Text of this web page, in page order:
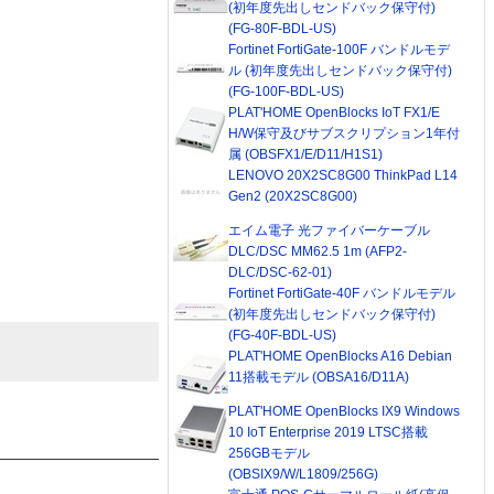
(初年度先出しセンドバック保守付)
(FG-80F-BDL-US)
Fortinet FortiGate-100F バンドルモデ
ル (初年度先出しセンドバック保守付)
(FG-100F-BDL-US)
PLAT'HOME OpenBlocks IoT FX1/E
H/W保守及びサブスクリプション1年付
属 (OBSFX1/E/D11/H1S1)
LENOVO 20X2SC8G00 ThinkPad L14
Gen2 (20X2SC8G00)
エイム電子 光ファイバーケーブル
DLC/DSC MM62.5 1m (AFP2-
DLC/DSC-62-01)
Fortinet FortiGate-40F バンドルモデル
(初年度先出しセンドバック保守付)
(FG-40F-BDL-US)
PLAT'HOME OpenBlocks A16 Debian
11搭載モデル (OBSA16/D11A)
PLAT'HOME OpenBlocks IX9 Windows
10 IoT Enterprise 2019 LTSC搭載
256GBモデル
(OBSIX9/W/L1809/256G)